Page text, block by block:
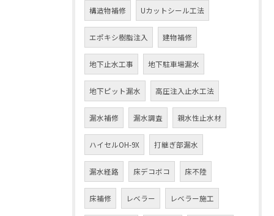
構造物補修 Uカットシール工法
エポキシ樹脂注入 建物補修
地下止水工事 地下駐車場漏水
地下ピット漏水 高圧注入止水工法
漏水補修 漏水調査 親水性止水材
ハイセルOH-9X 打継ぎ部漏水
漏水経路 床デコボコ 床不陸
床補修 レベラー レベラー施工